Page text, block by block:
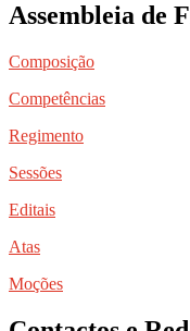
Assembleia de
Composição
Competências
Regimento
Sessões
Editais
Atas
Moções